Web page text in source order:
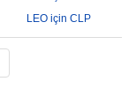
LEO için CLP